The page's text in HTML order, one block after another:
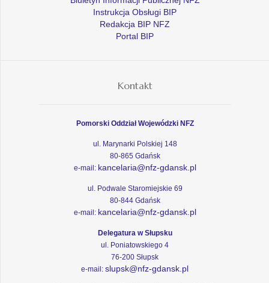
Instrukcja Obsługi BIP
Redakcja BIP NFZ
Portal BIP
Kontakt
Pomorski Oddział Wojewódzki NFZ
ul. Marynarki Polskiej 148
80-865 Gdańsk
e-mail: kancelaria@nfz-gdansk.pl
ul. Podwale Staromiejskie 69
80-844 Gdańsk
e-mail: kancelaria@nfz-gdansk.pl
Delegatura w Słupsku
ul. Poniatowskiego 4
76-200 Słupsk
e-mail: slupsk@nfz-gdansk.pl